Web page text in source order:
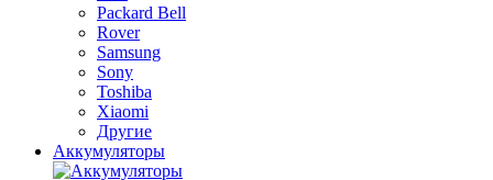
Packard Bell
Rover
Samsung
Sony
Toshiba
Xiaomi
Другие
Аккумуляторы